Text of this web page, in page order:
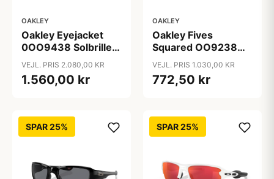
OAKLEY
Oakley Eyejacket
0OO9438 Solbriller
- Firkantede Sølv
Polariserede og
Spejlvendte Linser
VEJL. PRIS 2.080,00 KR
1.560,00 kr
OAKLEY
Oakley Fives
Squared OO9238
Solbriller -
Firkantede Grå
VEJL. PRIS 1.030,00 KR
772,50 kr
SPAR 25% SPAR 25%